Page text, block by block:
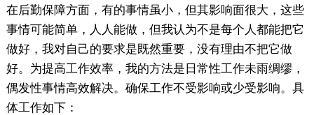
在后勤保障方面，有的事情虽小，但其影响面很大，这些
事情可能简单，人人能做，但我认为不是每个人都能把它
做好，我对自己的要求是既然重要，没有理由不把它做
好。为提高工作效率，我的方法是日常性工作未雨绸缪，
偶发性事情高效解决。确保工作不受影响或少受影响。具
体工作如下：